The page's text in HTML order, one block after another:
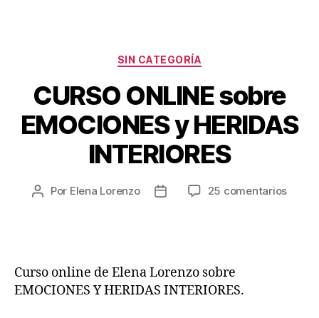
SIN CATEGORÍA
CURSO ONLINE sobre
EMOCIONES y HERIDAS
INTERIORES
Por Elena Lorenzo 25 comentarios
Curso online de Elena Lorenzo sobre
EMOCIONES Y HERIDAS INTERIORES.